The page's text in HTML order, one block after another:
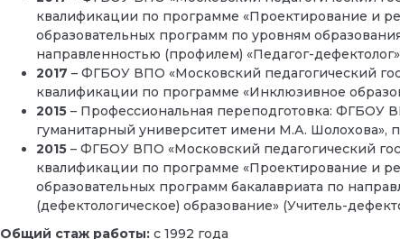
квалификации по программе «Проектирование и
образовательных программ по уровням
направленностью (профилем) «Педагог-
2017– ФГБОУ ВПО «Московский педагогический
квалификации по программе «Инклюзивное
2015– Профессиональная переподготовка: ФГБОУ
гуманитарный университет имени М.А. Шолохова»,
2015– ФГБОУ ВПО «Московский педагогический
квалификации по программе «Проектирование и
образовательных программ бакалавриата по
(дефектологическое) образование» (Учитель-
Общий стаж работы: с 1992 года